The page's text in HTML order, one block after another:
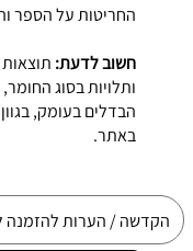
החריטות על הספר
חשוב לדעת:
ותלויות בסוג
הבדלים בעומק,
באתר.